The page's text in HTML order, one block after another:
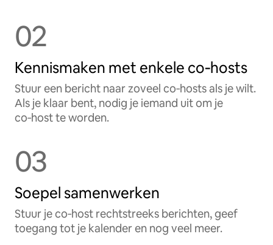
02
Kennismaken met enkele co‑hosts
Stuur een bericht naar zoveel co‑hosts als je wilt.
Als je klaar bent, nodig je iemand uit om je
co‑host te worden.
03
Soepel samenwerken
Stuur je co‑host rechtstreeks berichten, geef
toegang tot je kalender en nog veel meer.